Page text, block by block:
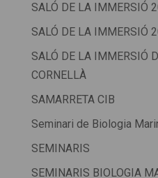
SALÓ DE LA IMMERSIÓ
SALÓ DE LA IMMERSIÓ
SALÓ DE LA IMMERSIÓ
CORNELLÀ
SAMARRETA CIB
Seminari de Biologia
SEMINARIS
SEMINARIS BIOLOGIA